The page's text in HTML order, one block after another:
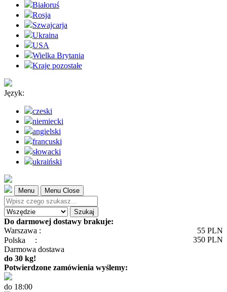
Białoruś
Rosja
Szwajcarja
Ukraina
USA
Wielka Brytania
Kraje pozostałe
Język:
czeski
niemiecki
angielski
francuski
słowacki
ukraiński
Menu Menu Close
Szukaj
Do darmowej dostawy brakuje:
Warszawa :
55 PLN
Polska
: 350 PLN
Darmowa dostawa
do 30 kg!
Potwierdzone zamówienia wyślemy:
do 18:00